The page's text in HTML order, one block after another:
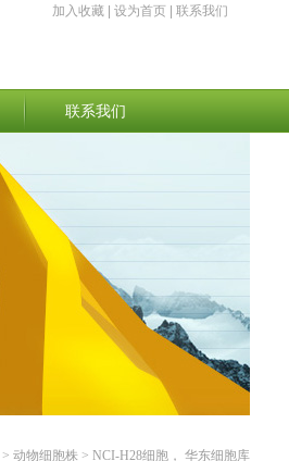
加入收藏 设为首页 联系我们
联系我们
> 动物细胞株 > NCI-H28细胞， 华东细胞库